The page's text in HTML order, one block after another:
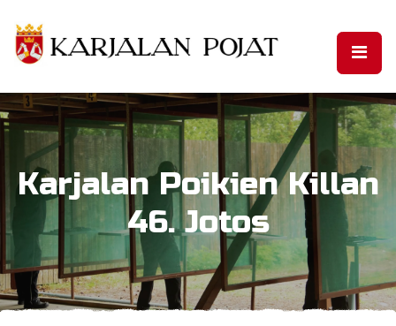
Karjalan Poikien Killan
46. Jotos